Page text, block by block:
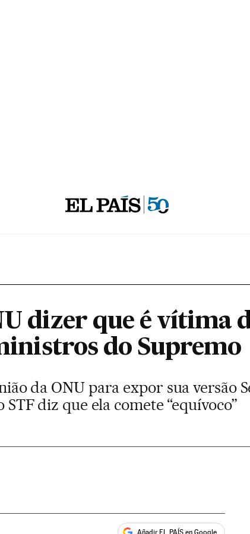
dizer que é vítima
do Supremo
da ONU para expor sua versão
diz que ela comete “equívoco”
Añadir EL PAÍS en Google